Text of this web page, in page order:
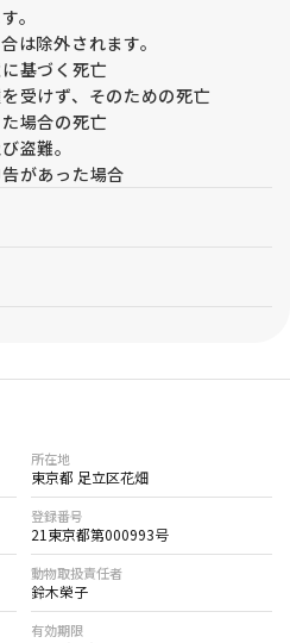
。
は除外されます。
基づく死亡
受けず、そのための死亡
場合の死亡
盗難。
があった場合
所在地
東京都 足立区花畑
登録番号
21東京都第000993号
動物取扱責任者
鈴木榮子
有効期限